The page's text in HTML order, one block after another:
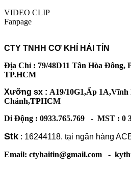
VIDEO CLIP
Fanpage
CTY TNHH CƠ KHÍ HẢI TÍN
Địa Chỉ : 79/48D11 Tân Hòa Đông,
TP.HCM
Xưỡng sx : A19/10G1,Ấp
Chánh,TPHCM
Di Động : 0933.765.769 - MST : 0 3
Stk : 16244118. tại ngân hàng
Email: ctyhaitin@gmail.com -